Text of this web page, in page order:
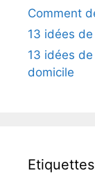
Comment
13 idées
13 idées
domicile
Etiquettes